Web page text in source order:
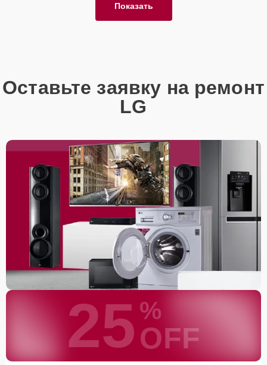
Показать
Оставьте заявку на ремонт
LG
25 %
OFF